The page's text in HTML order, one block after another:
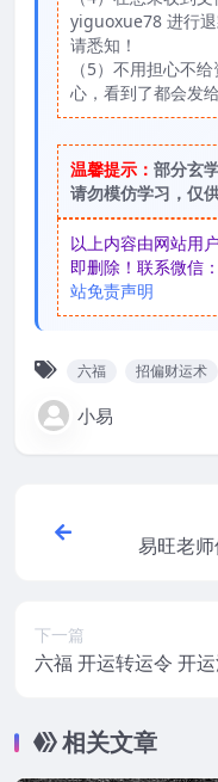
yiguoxue78 进行
请悉知！
（5）不用担心不
心，看到了都会发
温馨提示： 部分玄
请勿模仿学习，仅
以上内容由网站用
即删除！联系微信
站免责声明
六福 招偏财运术
小易
易旺老
下一篇
六福 开运转运令 开
相关文章